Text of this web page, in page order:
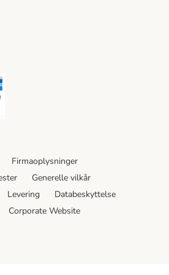
Method
Firmaoplysninger
Generelle vilkår
Levering
Databeskyttelse
Corporate Website